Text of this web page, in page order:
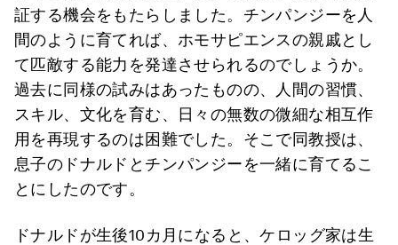
証する機会をもたらしました。チンパンジーを人
間のように育てれば、ホモサピエンスの親戚とし
て匹敵する能力を発達させられるのでしょうか。
過去に同様の試みはあったものの、人間の習慣、
スキル、文化を育む、日々の無数の微細な相互作
用を再現するのは困難でした。そこで同教授は、
息子のドナルドとチンパンジーを一緒に育てるこ
とにしたのです。
ドナルドが生後10カ月になると、ケロッグ家は生